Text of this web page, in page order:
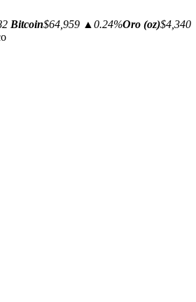
Bitcoin$64,959 ▲0.24%Oro (oz)$4,340